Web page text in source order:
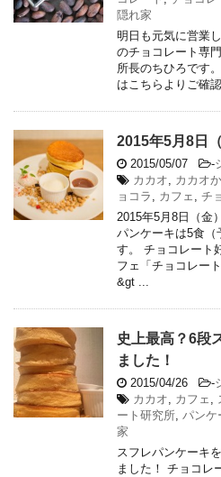
隠れ家
明日も元気に営業
のチョコレート専
所長のちひろです
はこちらよりご確
2015年5月8日
2015/05/07 -
カカオ, カカオ
ョコラ , カフェ , チ
2015年5月8日（金
パンケーキは5食（
す。 チョコレート
フェ「チョコレー
&gt ...
史上最高？6段
ました！
2015/04/26 -
カカオ, カフェ ,
ート研究所, パンケ
家
スフレパンケーキ
ました！ チョコレ